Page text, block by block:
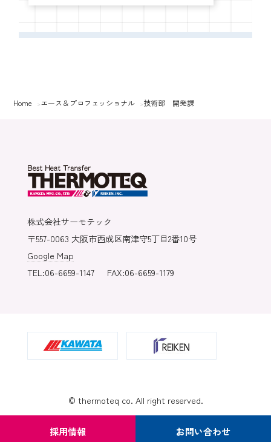
Home エース＆プロフェッショナル 技術部 開発課
採用情報 お問い合わせ
株式会社サーモテック
〒557-0063 大阪市西成区南津守5丁目2番10号
Google Map
TEL:06-6659-1147
FAX:06-6659-1179
© thermoteq co. All right reserved.